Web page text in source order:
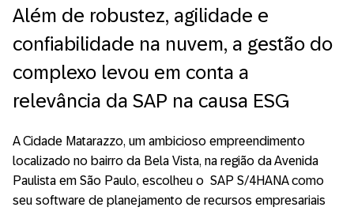
Além de robustez, agilidade e
confiabilidade na nuvem, a gestão do
complexo levou em conta a
relevância da SAP na causa ESG
A Cidade Matarazzo, um ambicioso empreendimento
localizado no bairro da Bela Vista, na região da Avenida
Paulista em São Paulo, escolheu o SAP S/4HANA como
seu software de planejamento de recursos empresariais